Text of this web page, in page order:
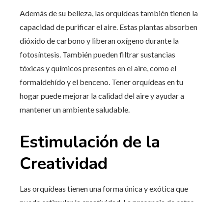
Además de su belleza, las orquídeas también tienen la
capacidad de purificar el aire. Estas plantas absorben
dióxido de carbono y liberan oxígeno durante la
fotosíntesis. También pueden filtrar sustancias
tóxicas y químicos presentes en el aire, como el
formaldehído y el benceno. Tener orquídeas en tu
hogar puede mejorar la calidad del aire y ayudar a
mantener un ambiente saludable.
Estimulación de la
Creatividad
Las orquídeas tienen una forma única y exótica que